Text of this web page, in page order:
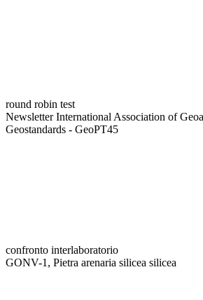
round robin test
Newsletter International Association of
Geostandards - GeoPT45
confronto interlaboratorio
GONV-1, Pietra arenaria silicea silicea